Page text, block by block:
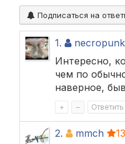
Подписаться на
1. necropunk
Интересно,
чем по
наверное,
+ – Ответить
2. mmch